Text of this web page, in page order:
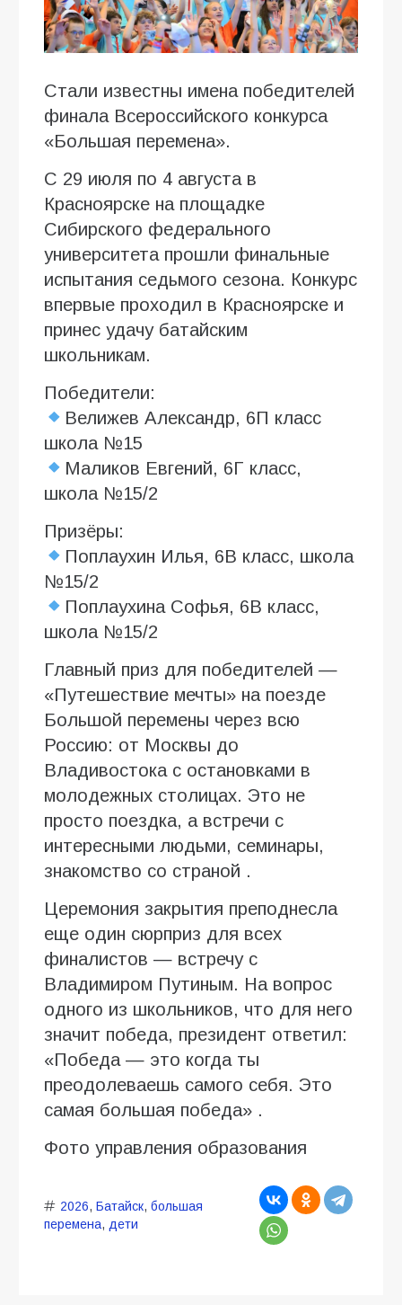
Стали известны имена победителей
финала Всероссийского конкурса
«Большая перемена».
С 29 июля по 4 августа в
Красноярске на площадке
Сибирского федерального
университета прошли финальные
испытания седьмого сезона. Конкурс
впервые проходил в Красноярске и
принес удачу батайским
школьникам.
Победители:
Велижев Александр, 6П класс
школа №15
Маликов Евгений, 6Г класс,
школа №15/2
Призёры:
Поплаухин Илья, 6В класс, школа
№15/2
Поплаухина Софья, 6В класс,
школа №15/2
Главный приз для победителей —
«Путешествие мечты» на поезде
Большой перемены через всю
Россию: от Москвы до
Владивостока с остановками в
молодежных столицах. Это не
просто поездка, а встречи с
интересными людьми, семинары,
знакомство со страной .
Церемония закрытия преподнесла
еще один сюрприз для всех
финалистов — встречу с
Владимиром Путиным. На вопрос
одного из школьников, что для него
значит победа, президент ответил:
«Победа — это когда ты
преодолеваешь самого себя. Это
самая большая победа» .
Фото управления образования
2026, Батайск, большая
перемена, дети